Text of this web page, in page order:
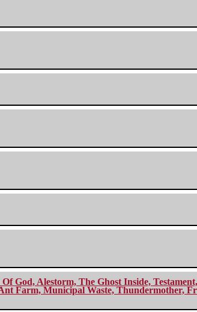
God, Alestorm, The Ghost Inside,
Farm, Municipal Waste, Thundermother,